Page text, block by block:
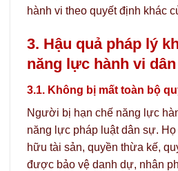
hành vi theo quyết định khác
3. Hậu quả pháp lý
năng lực hành vi
3.1. Không bị mất toàn bộ
Người bị hạn chế năng lực
năng lực pháp luật dân sự.
hữu tài sản, quyền thừa kế,
được bảo vệ danh dự, nhân